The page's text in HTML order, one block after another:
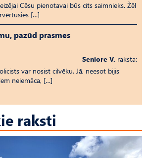
Cēsu pienotavai būs cits saimnieks. Žēl
[…]
pazūd prasmes
Seniore V. raksta:
var nosist cilvēku. Jā, neesot bijis
neiemāca, […]
raksti